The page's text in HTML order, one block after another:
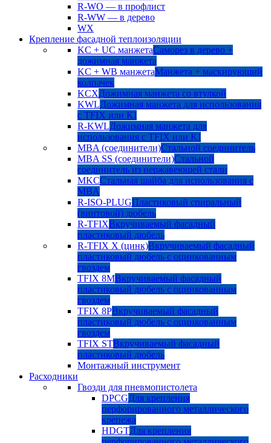
R-WO — в профлист
R-WW — в дерево
WX
Крепление фасадной теплоизоляции
KC + UC манжетаСаморез в дерево +
дожимная манжета
KC + WB манжетаМанжета + маскирующий
колпачек
KCXДожимная манжета со втулкой
KWLДожимная манжета для использования
с TFIX или KI
R-KWLДожимная манжета для
использования с TFIX или KI
MBA (соединители)Стальной соединитель
MBA SS (соединители)Стальной
соединитель из нержавеющей стали
MKCСтальная шайба для использования с
MBA
R-ISO-PLUGПластиковый спиральный
(винтовой) дюбель
R-TFIXВкручиваемый фасадный
пластиковый дюбель
R-TFIX X (цинк)Вкручиваемый фасадный
пластиковый дюбель с оцинкованным
гвоздем
TFIX 8MВкручиваемый фасадный
пластиковый дюбель с оцинкованным
гвоздем
TFIX 8PВкручиваемый фасадный
пластиковый дюбель с оцинкованным
гвоздем
TFIX STВкручиваемый фасадный
пластиковый дюбель
Монтажный инструмент
Расходники
Гвозди для пневмопистолета
DPCGДля крепления
перфорированного металлического
крепежа
HDGTДля крепления